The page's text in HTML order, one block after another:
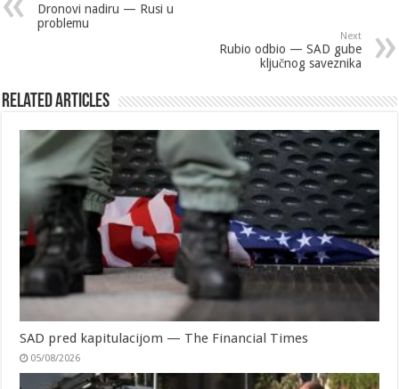
Dronovi nadiru — Rusi u
problemu
Next
Rubio odbio — SAD gube
ključnog saveznika
Related Articles
SAD pred kapitulacijom — The Financial Times
05/08/2026